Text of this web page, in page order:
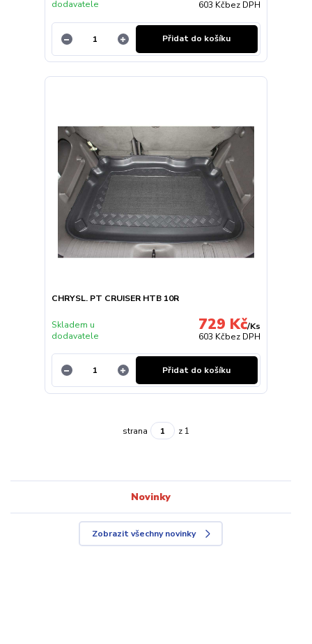
603 Kčbez DPH
dodavatele
Přidat do košíku
CHRYSL. PT CRUISER HTB 10R
729 Kč/Ks
603 Kčbez DPH
Skladem u
dodavatele
Přidat do košíku
strana z 1
Novinky
Zobrazit všechny novinky